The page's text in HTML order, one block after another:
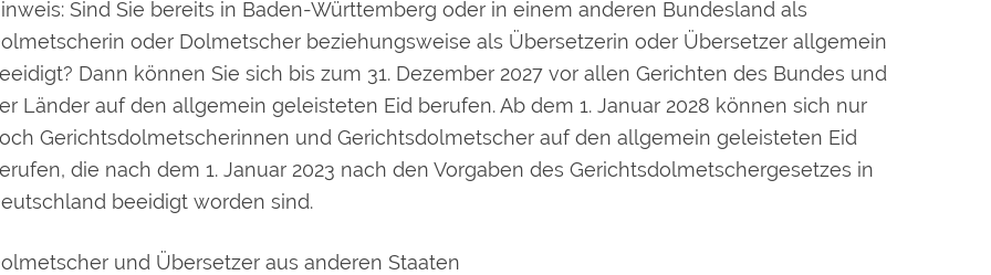
Sind Sie bereits in Baden-Württemberg oder in einem anderen Bundesland als
oder Dolmetscher beziehungsweise als Übersetzerin oder Übersetzer allgemein
Dann können Sie sich bis zum 31. Dezember 2027 vor allen Gerichten des Bundes und
Länder auf den allgemein geleisteten Eid berufen. Ab dem 1. Januar 2028 können sich nur
Gerichtsdolmetscherinnen und Gerichtsdolmetscher auf den allgemein geleisteten Eid
die nach dem 1. Januar 2023 nach den Vorgaben des Gerichtsdolmetschergesetzes in
beeidigt worden sind.
und Übersetzer aus anderen Staaten